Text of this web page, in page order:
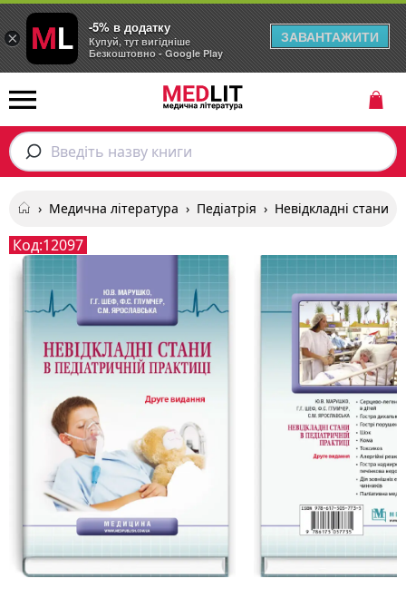
Введіть назву книги
› Медична література › Педіатрія › Невідкладні стани
Код:12097
×
-5% в додатку
Купуй, тут вигідніше
Безкоштовно - Google Play
ЗАВАНТАЖИТИ